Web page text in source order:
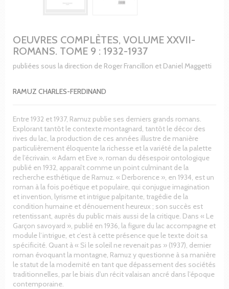
OEUVRES COMPLÈTES, VOLUME XXVII-
ROMANS. TOME 9 : 1932-1937
publiées sous la direction de Roger Francillon et Daniel Maggetti
RAMUZ CHARLES-FERDINAND
Entre 1932 et 1937, Ramuz publie ses derniers grands romans.
Explorant tantôt le contexte montagnard, tantôt le décor des
rives du lac, la production de ces années illustre de manière
particulièrement éloquente la richesse et la variété de la palette
de l’écrivain. « Adam et Eve », roman du désespoir ontologique
publié en 1932, apparaît comme un point culminant de la
recherche esthétique de Ramuz. « Derborence », en 1934, est un
roman à la fois poétique et populaire, qui conjugue imagination
et invention, lyrisme et intrigue palpitante, tragédie de la
condition humaine et dénouement heureux ; son succès est
retentissant, auprès du public mais aussi de la critique. Dans « Le
Garçon savoyard », publié en 1936, la figure du lac accompagne et
module l’intrigue, et c’est à cette présence que le texte doit sa
spécificité. Quant à « Si le soleil ne revenait pas » (1937), dernier
roman évoquant la montagne, Ramuz y questionne à sa manière
le statut de la modernité en tant que dépassement des sociétés
traditionnelles, par le biais d’un récit valaisan ancré dans l’époque
contemporaine.